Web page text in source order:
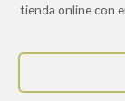
tienda online con